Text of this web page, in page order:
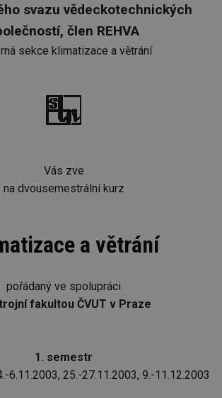
svazu vědeckotechnických
člen REHVA
sekce klimatizace a větrání
Vás zve
na dvousemestrální kurz
a větrání
pořádaný ve spolupráci
fakultou ČVUT v Praze
1. semestr
6.11.2003, 25.-27.11.2003, 9.-11.12.2003